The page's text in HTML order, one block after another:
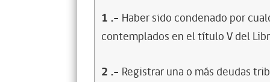
1 .- Haber sido condenado por
contemplados en el título V del
2 .- Registrar una o más deudas